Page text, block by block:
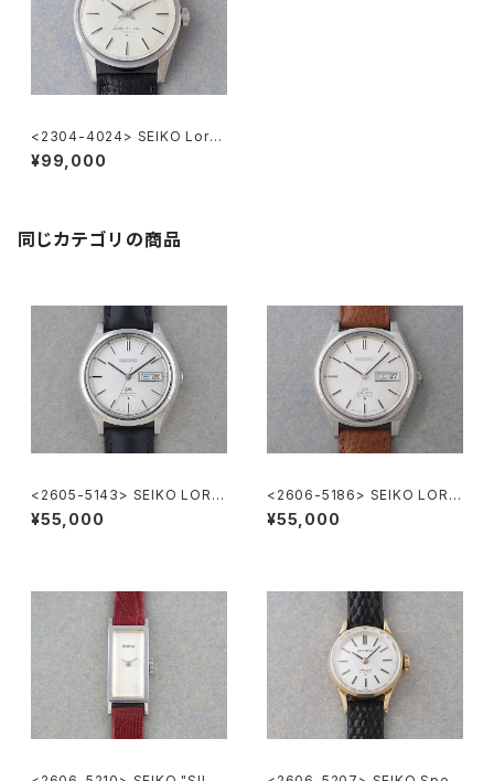
<2304-4024> SEIKO Lord
Marvel 36000
¥99,000
同じカテゴリの商品
<2605-5143> SEIKO LORD
MATIC
¥55,000
<2606-5186> SEIKO LORD
MATIC
¥55,000